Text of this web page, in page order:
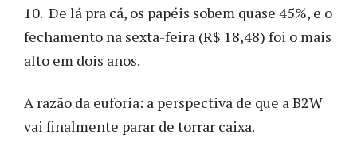
10. De lá pra cá, os papéis sobem quase 45%, e o
fechamento na sexta-feira (R$ 18,48) foi o mais
alto em dois anos.
A razão da euforia: a perspectiva de que a B2W
vai finalmente parar de torrar caixa.